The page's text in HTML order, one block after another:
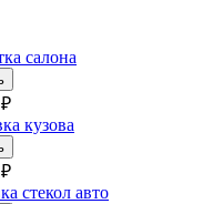
салона
₽
кузова
₽
стекол авто